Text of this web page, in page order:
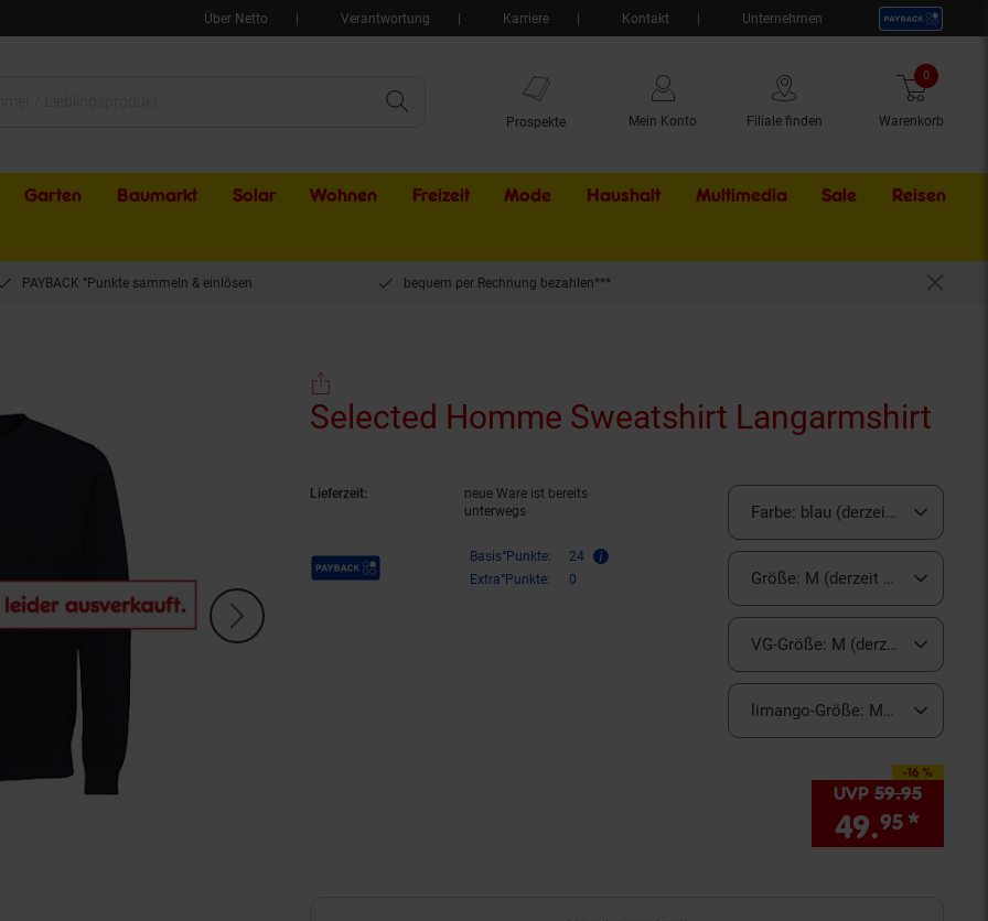
Über Netto Verantwortung Karriere Kontakt Unternehmen
Prospekte Mein Konto Filiale finden Warenkorb
0 Artikel
Garten Baumarkt Solar Wohnen Freizeit Mode Haushalt Multimedia Sale Externer
Reisen
PAYBACK °Punkte sammeln & einlösen bequem per Rechnung bezahlen***
Selected Homme Sweatshirt Langarmshirt
Lieferzeit:
neue Ware ist bereits
unterwegs
Payback Punkte Basis°Punkte:
24
Extra°Punkte:
0
Farbe: blau (derzeit ausverkauft)
Größe: M (derzeit ausverkauft)
VG-Größe: M (derzeit
limango-Größe: M (derzeit
-16 %
Sie Sparen 16 Prozent,
UVP 59.95
49.95 *